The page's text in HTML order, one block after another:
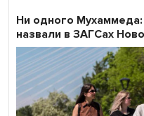
Ни одного
назвали в ЗАГСах